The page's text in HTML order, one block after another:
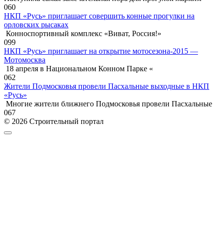
060
НКП «Русь» приглашает совершить конные прогулки на
орловских рысаках
Конноспортивный комплекс «Виват, Россия!»
099
НКП «Русь» приглашает на открытие мотосезона-2015 —
Мотомосква
18 апреля в Национальном Конном Парке «
062
Жители Подмосковья провели Пасхальные выходные в НКП
«Русь»
Многие жители ближнего Подмосковья провели Пасхальные
067
© 2026 Строительный портал